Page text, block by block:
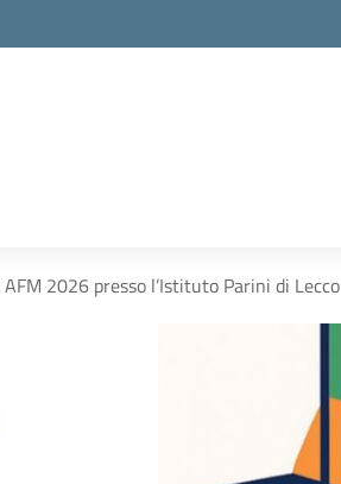
2026 presso l’Istituto Parini di Lecco